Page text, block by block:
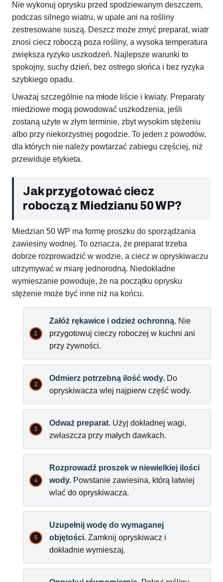
Nie wykonuj oprysku przed spodziewanym deszczem,
podczas silnego wiatru, w upale ani na rośliny
zestresowane suszą. Deszcz może zmyć preparat, wiatr
znosi ciecz roboczą poza rośliny, a wysoka temperatura
zwiększa ryzyko uszkodzeń. Najlepsze warunki to
spokojny, suchy dzień, bez ostrego słońca i bez ryzyka
szybkiego opadu.
Uważaj szczególnie na młode liście i kwiaty. Preparaty
miedziowe mogą powodować uszkodzenia, jeśli
zostaną użyte w złym terminie, zbyt wysokim stężeniu
albo przy niekorzystnej pogodzie. To jeden z powodów,
dla których nie należy powtarzać zabiegu częściej, niż
przewiduje etykieta.
Jak przygotować ciecz
roboczą z Miedzianu 50 WP?
Miedzian 50 WP ma formę proszku do sporządzania
zawiesiny wodnej. To oznacza, że preparat trzeba
dobrze rozprowadzić w wodzie, a ciecz w opryskiwaczu
utrzymywać w miarę jednorodną. Niedokładne
wymieszanie powoduje, że na początku oprysku
stężenie może być inne niż na końcu.
Załóż rękawice i odzież ochronną. Nie
przygotowuj cieczy roboczej w kuchni ani
przy żywności.
Odmierz potrzebną ilość wody. Do
opryskiwacza wlej najpierw część wody.
Odważ preparat. Użyj dokładnej wagi,
zwłaszcza przy małych dawkach.
Rozprowadź proszek w niewielkiej ilości
wody. Powstanie zawiesina, którą łatwiej
wlać do opryskiwacza.
Uzupełnij wodę do wymaganej
objętości. Zamknij opryskiwacz i
dokładnie wymieszaj.